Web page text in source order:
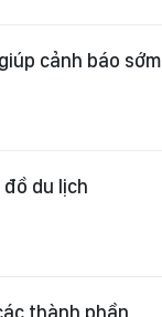
cảnh báo sớm
đồ du lịch